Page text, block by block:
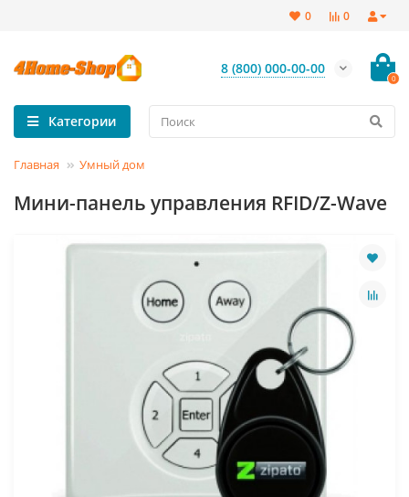
0
0
8 (800) 000-00-00
0
Категории
Главная Умный дом
Мини-панель управления RFID/Z-Wave